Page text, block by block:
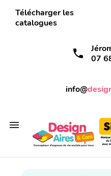
Télécharger les
catalogues
call
07
info@
